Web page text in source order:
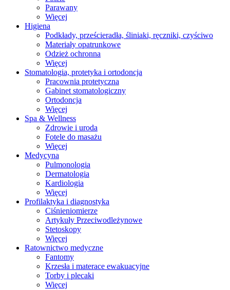
Parawany
Więcej
Higiena
Podkłady, prześcieradła, śliniaki, ręczniki, czyściwo
Materiały opatrunkowe
Odzież ochronna
Więcej
Stomatologia, protetyka i ortodoncja
Pracownia protetyczna
Gabinet stomatologiczny
Ortodoncja
Więcej
Spa & Wellness
Zdrowie i uroda
Fotele do masażu
Więcej
Medycyna
Pulmonologia
Dermatologia
Kardiologia
Więcej
Profilaktyka i diagnostyka
Ciśnieniomierze
Artykuły Przeciwodleżynowe
Stetoskopy
Więcej
Ratownictwo medyczne
Fantomy
Krzesła i materace ewakuacyjne
Torby i plecaki
Więcej